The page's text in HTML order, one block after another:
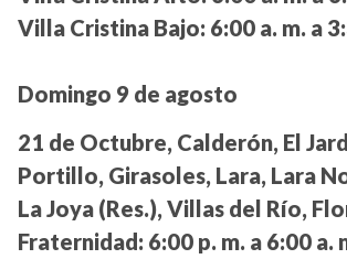
Villa Cristina Bajo: 6:00 a. m. a
Domingo 9 de agosto
21 de Octubre, Calderón, El
Portillo, Girasoles, Lara, Lara
La Joya (Res.), Villas del Río,
Fraternidad: 6:00 p. m. a 6:00 a.